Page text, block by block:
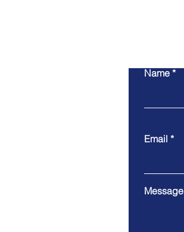
Name
Email
Message